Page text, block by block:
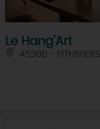
Le Hang'Art
45300 - PITHIVIERS